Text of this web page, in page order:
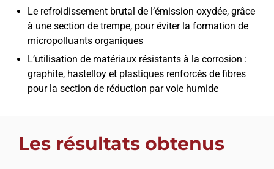
Le refroidissement brutal de l’émission oxydée, grâce
à une section de trempe, pour éviter la formation de
micropolluants organiques
L’utilisation de matériaux résistants à la corrosion :
graphite, hastelloy et plastiques renforcés de fibres
pour la section de réduction par voie humide
Les résultats obtenus